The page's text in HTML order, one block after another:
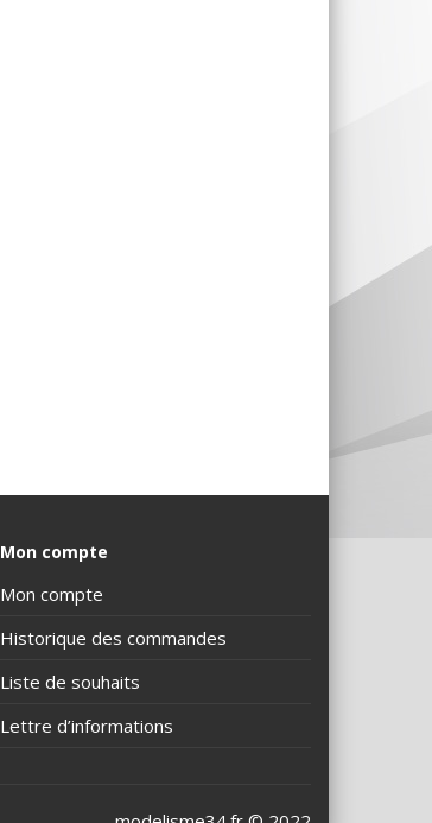
Mon compte
Mon compte
Historique des commandes
Liste de souhaits
Lettre d’informations